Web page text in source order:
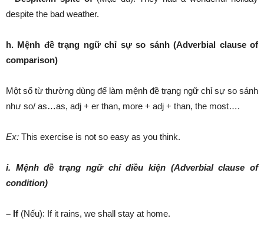
despite the bad weather.
h. Mệnh đề trạng ngữ chỉ sự so sánh (Adverbial clause of
comparison)
Một số từ thường dùng để làm mệnh đề trạng ngữ chỉ sự so sánh
như so/ as…as, adj + er than, more + adj + than, the most….
Ex: This exercise is not so easy as you think.
i. Mệnh đề trạng ngữ chỉ điều kiện (Adverbial clause of
condition)
– If (Nếu): If it rains, we shall stay at home.